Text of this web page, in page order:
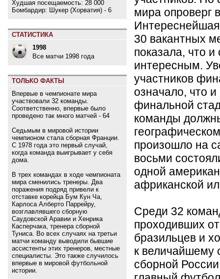
Худшая посещаемость: 28 000
Бомбардир: Шукер (Хорватия) - 6
СТАТИСТИКА
1998
Все матчи 1998 года
ТОЛЬКО ФАКТЫ
Впервые в чемпионате мира
участвовали 32 команды.
Соответственно, впервые было
проведено так много матчей - 64
Седьмым в мировой истории
чемпионом стала сборная Франции.
С 1978 года это первый случай,
когда команда выигрывает у себя
дома.
В трех командах в ходе чемпионата
мира сменились тренеры. Два
поражения подряд привели к
отставке корейца Бум Кун Ча,
Карлоса Алберто Паррейру,
возглавлявшего сборную
Саудовской Аравии и Хенрика
Касперчака, тренера сборной
Туниса. Во всех случаях на третьи
матчи команду выводили бывшие
ассистенты этих тренеров, местные
специалисты. Это также случилось
впервые в мировой футбольной
истории.
мира опроверг
30 вакантных
показала, что
интересным.
участников
означало, что и
финальной
команды
произошло на
восьми
одной
африканской
Среди 32
проходивших
бразильцев и
к величайшему
сборной